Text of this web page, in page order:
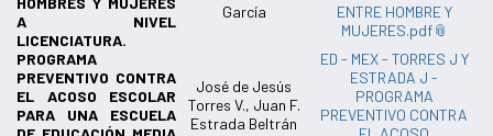
A NIVEL
LICENCIATURA.
García
ENTRE HOMBRE Y
MUJERES.pdf
PROGRAMA
PREVENTIVO CONTRA
EL ACOSO ESCOLAR
PARA UNA ESCUELA
José de Jesús
Torres V., Juan F.
Estrada Beltrán
ED - MEX - TORRES J Y
ESTRADA J -
PROGRAMA
PREVENTIVO CONTRA